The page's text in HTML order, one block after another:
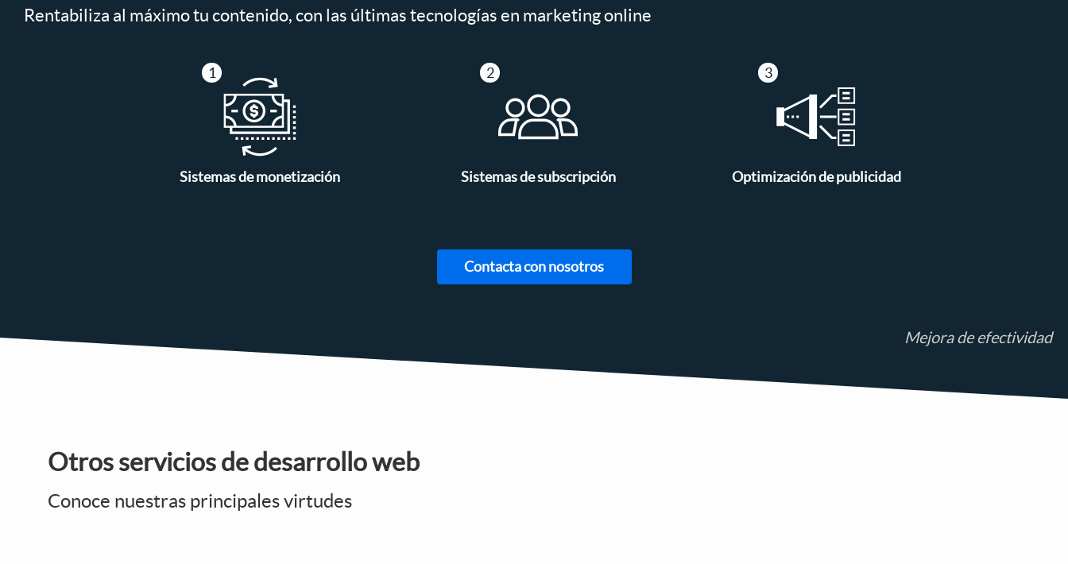
Rentabiliza al máximo tu contenido, con las últimas tecnologías en marketing online
Sistemas de monetización Sistemas de subscripción Optimización de publicidad
Contacta con nosotros
Mejora de efectividad
Otros servicios de desarrollo web
Conoce nuestras principales virtudes